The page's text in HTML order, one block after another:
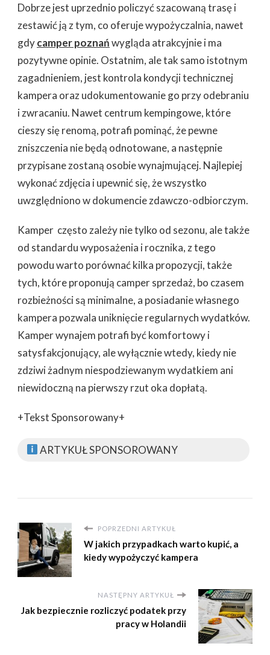
Dobrze jest uprzednio policzyć szacowaną trasę i
zestawić ją z tym, co oferuje wypożyczalnia, nawet
gdycamper poznańwygląda atrakcyjnie i ma
pozytywne opinie. Ostatnim, ale tak samo istotnym
zagadnieniem, jest kontrola kondycji technicznej
kampera oraz udokumentowanie go przy odebraniu
i zwracaniu. Nawet centrum kempingowe, które
cieszy się renomą, potrafi pominąć, że pewne
zniszczenia nie będą odnotowane, a następnie
przypisane zostaną osobie wynajmującej. Najlepiej
wykonać zdjęcia i upewnić się, że wszystko
uwzględniono w dokumencie zdawczo-odbiorczym.
Kamper często zależy nie tylko od sezonu, ale także
od standardu wyposażenia i rocznika, z tego
powodu warto porównać kilka propozycji, także
tych, które proponują camper sprzedaż, bo czasem
rozbieżności są minimalne, a posiadanie własnego
kampera pozwala uniknięcie regularnych wydatków.
Kamper wynajem potrafi być komfortowy i
satysfakcjonujący, ale wyłącznie wtedy, kiedy nie
zdziwi żadnym niespodziewanym wydatkiem ani
niewidoczną na pierwszy rzut oka dopłatą.
+Tekst Sponsorowany+
ARTYKUŁ SPONSOROWANY
POPRZEDNI ARTYKUŁ
W jakich przypadkach warto kupić, a
kiedy wypożyczyć kampera
NASTĘPNY ARTYKUŁ
Jak bezpiecznie rozliczyć podatek przy
pracy w Holandii